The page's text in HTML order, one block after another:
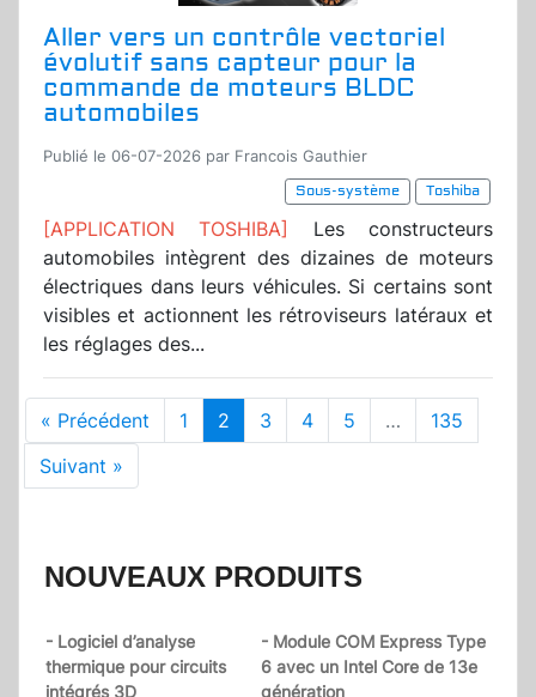
Aller vers un contrôle vectoriel
évolutif sans capteur pour la
commande de moteurs BLDC
automobiles
Publié le 06-07-2026 par Francois Gauthier
Sous-système
Toshiba
[APPLICATION TOSHIBA]
Les constructeurs
automobiles intègrent des dizaines de moteurs
électriques dans leurs véhicules. Si certains sont
visibles et actionnent les rétroviseurs latéraux et
les réglages des...
« Précédent 1 2 3 4 5 …
135
Suivant »
NOUVEAUX PRODUITS
- Logiciel d’analyse
thermique pour circuits
intégrés 3D
- Module COM Express Type
6 avec un Intel Core de 13e
génération